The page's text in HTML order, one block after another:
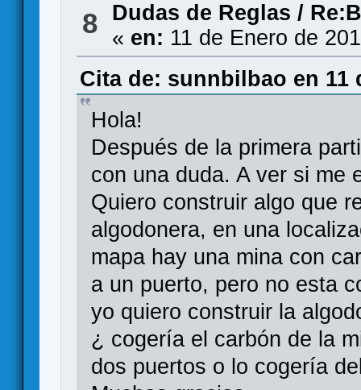
8 Dudas de Reglas /
« en: 11 de Enero de
Cita de: sunnbilbao en 11
Hola!
Después de la primera
con una duda. A ver si me
Quiero construir algo que
algodonera, en una
mapa hay una mina con
a un puerto, pero no esta
yo quiero construir la
¿ cogería el carbón de la
dos puertos o lo cogería